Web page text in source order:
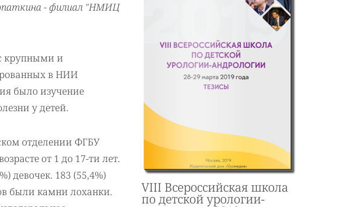
- филиал "НМИЦ
крупными и
в НИИ
было изучение
у детей.
отделении ФГБУ
от 1 до 17-ти лет.
девочек. 183 (55,4%)
были камни лоханки.
VIII Всероссийская школа
по детской урологии-